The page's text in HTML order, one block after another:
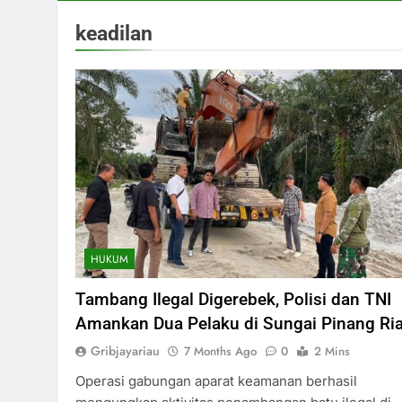
keadilan
HUKUM
Tambang Ilegal Digerebek, Polisi dan TNI
Amankan Dua Pelaku di Sungai Pinang
Gribjayariau 7 Months Ago 0
2 Mins
Operasi gabungan aparat keamanan berhasil